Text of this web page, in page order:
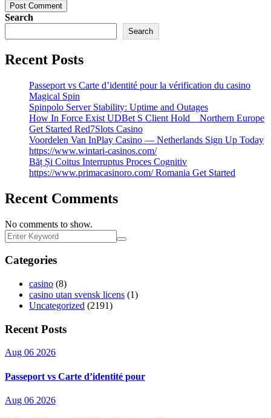
Post Comment
Search
Search
Recent Posts
Passeport vs Carte d’identité pour la vérification du casino
Magical Spin
Spinpolo Server Stability: Uptime and Outages
How In Force Exist UDBet S Client Hold _ Northern Europe
Get Started Red7Slots Casino
Voordelen Van InPlay Casino — Netherlands Sign Up Today
https://www.wintari-casinos.com/
Băț Și Coitus Interruptus Proces Cognitiv
https://www.primacasinoro.com/ Romania Get Started
Recent Comments
No comments to show.
Categories
casino (8)
casino utan svensk licens (1)
Uncategorized (2191)
Recent Posts
Aug 06 2026
Passeport vs Carte d’identité pour
Aug 06 2026